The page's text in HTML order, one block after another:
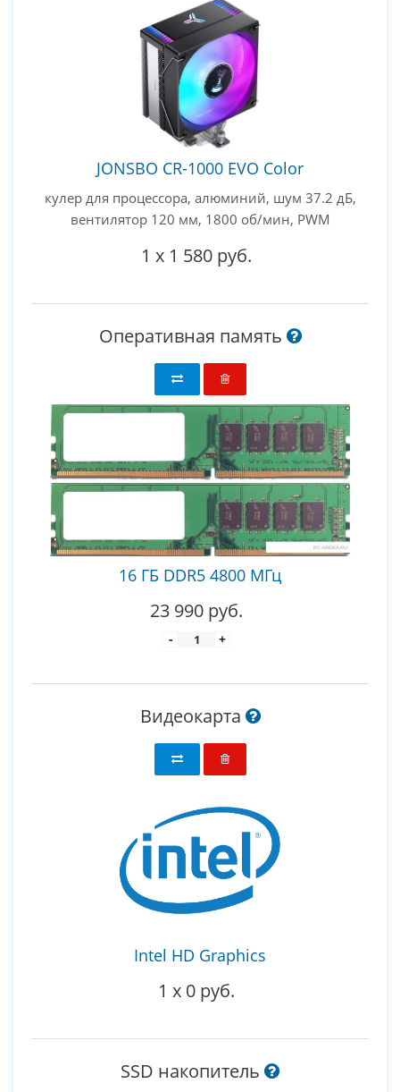
JONSBO CR-1000 EVO Color
кулер для процессора, алюминий, шум 37.2 дБ,
вентилятор 120 мм, 1800 об/мин, PWM
1 x 1 580 руб.
Оперативная память
16 ГБ DDR5 4800 МГц
23 990 руб.
- +
Видеокарта
Intel HD Graphics
1 x 0 руб.
SSD накопитель